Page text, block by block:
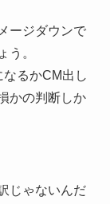
ージダウンで
う。
るかCM出し
かの判断しか
じゃないんだ